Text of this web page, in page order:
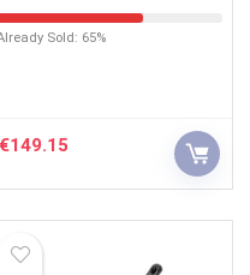
Sold: 65%
€149.15